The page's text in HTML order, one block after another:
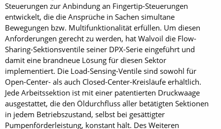
Steuerungen zur Anbindung an Fingertip-Steuerungen
entwickelt, die die Ansprüche in Sachen simultane
Bewegungen bzw. Multifunktionalität erfüllen. Um diesen
Anforderungen gerecht zu werden, hat Walvoil die Flow-
Sharing-Sektionsventile seiner DPX-Serie eingeführt und
damit eine brandneue Lösung für diesen Sektor
implementiert. Die Load-Sensing-Ventile sind sowohl für
Open-Center- als auch Closed-Center-Kreisläufe erhältlich.
Jede Arbeitssektion ist mit einer patentierten Druckwaage
ausgestattet, die den Öldurchfluss aller betätigten Sektionen
in jedem Betriebszustand, selbst bei gesättigter
Pumpenförderleistung, konstant hält. Des Weiteren